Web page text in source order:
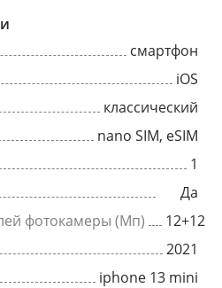
смартфон
iOS
классический
nano SIM, eSIM
1
Да
фотокамеры (Мп)
12+12
2021
iphone 13 mini